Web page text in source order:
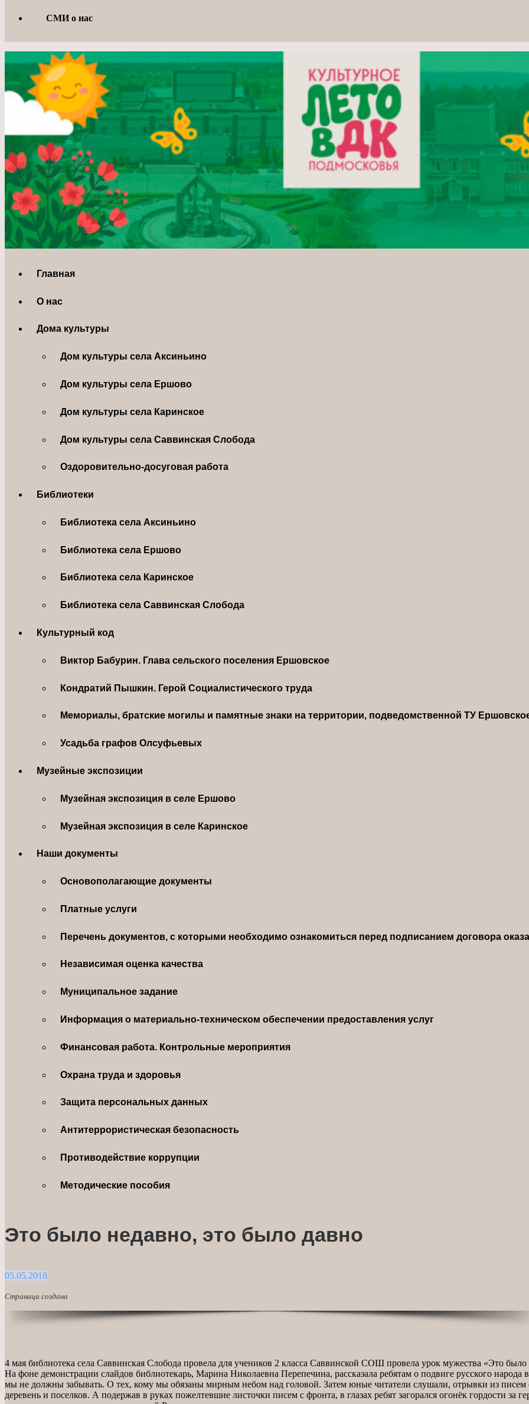
СМИ о нас
Главная
О нас
Дома культуры
Дом культуры села Аксиньино
Дом культуры села Ершово
Дом культуры села Каринское
Дом культуры села Саввинская Слобода
Оздоровительно-досуговая работа
Библиотеки
Библиотека села Аксиньино
Библиотека села Ершово
Библиотека села Каринское
Библиотека села Саввинская Слобода
Культурный код
Виктор Бабурин. Глава сельского поселения Ершовское
Кондратий Пышкин. Герой Социалистического труда
Мемориалы, братские могилы и памятные знаки на территории, подведомственной ТУ
Усадьба графов Олсуфьевых
Музейные экспозиции
Музейная экспозиция в селе Ершово
Музейная экспозиция в селе Каринское
Наши документы
Основополагающие документы
Платные услуги
Перечень документов, с которыми необходимо ознакомиться перед подписанием договора
Независимая оценка качества
Муниципальное задание
Информация о материально-техническом обеспечении предоставления услуг
Финансовая работа. Контрольные мероприятия
Охрана труда и здоровья
Защита персональных данных
Антитеррористическая безопасность
Противодействие коррупции
Методические пособия
Это было недавно, это было давно
05.05.2018
Страница создана
4 мая библиотека села Саввинская Слобода провела для учеников 2 класса Саввинской СОШ провела урок мужества «Это
На фоне демонстрации слайдов библиотекарь, Марина Николаевна Перепечина, рассказала ребятам о подвиге русского
мы не должны забывать. О тех, кому мы обязаны мирным небом над головой. Затем юные читатели слушали, отрывки из
деревень и поселков. А подержав в руках пожелтевшие листочки писем с фронта, в глазах ребят загорался огонёк гордости за